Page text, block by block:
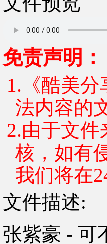
免责声明：
1.《酷美
法内容的
2.由于文
核，如有
我们将在
文件描述:
张紫豪 - 可